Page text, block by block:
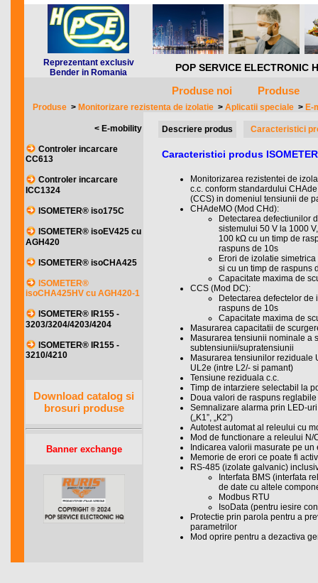
Reprezentant exclusiv
Bender in Romania
POP SERVICE
Produse noi Produse
Produse > Monitorizare rezistenta de izolatie > Aplicatii speciale > E-
< E-mobility
Controler incarcare
CC613
Controler incarcare
ICC1324
ISOMETER® iso175C
ISOMETER® isoEV425 cu
AGH420
ISOMETER® isoCHA425
ISOMETER®
isoCHA425HV cu AGH420-1
ISOMETER® IR155 -
3203/3204/4203/4204
ISOMETER® IR155 -
3210/4210
Download catalog si
brosuri produse
Banner exchange
Descriere produs Caracteristici
Caracteristici produs
Monitorizarea rezistentei de
c.c. conform standardului
(CCS) in domeniul tensiunii de
CHAdeMO (Mod CHd):
Detectarea defectiunilor
sistemului 50 V la 1000
100 kΩ cu un timp de
raspuns de 10s
Erori de izolatie
si cu un timp de raspuns
Capacitate maxima de
CCS (Mod DC):
Detectarea defectelor
raspuns de 10s
Capacitate maxima de
Masurarea capacitatii de
Masurarea tensiunii nominale a
subtensiunii/supratensiunii
Masurarea tensiunilor reziduale
UL2e (intre L2/- si pamant)
Tensiune reziduala c.c.
Timp de intarziere selectabil la
Doua valori de raspuns
Semnalizare alarma prin LED-uri
(„K1”, „K2”)
Autotest automat al releului cu
Mod de functionare a releului N/
Indicarea valorii masurate pe
Memorie de erori ce poate fi
RS-485 (izolate galvanic)
Interfata BMS (interfata
de date cu altele
Modbus RTU
IsoData (pentru iesire
Protectie prin parola pentru a
parametrilor
Mod oprire pentru a dezactiva